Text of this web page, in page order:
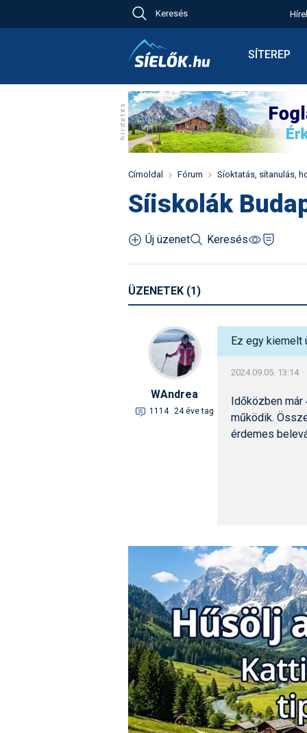
Keresés
SÍTEREP
Síbérletárak
Toplista
Időjárás
Havazás
Címoldal Fórum Síoktatás, sítanulás,
Síiskolák
Új üzenet Keresés
ÜZENETEK (1)
WAndrea
1114 24 éve tag
Ez egy
2024.09.05. 13:14
Időközben már
működik.
érdemes